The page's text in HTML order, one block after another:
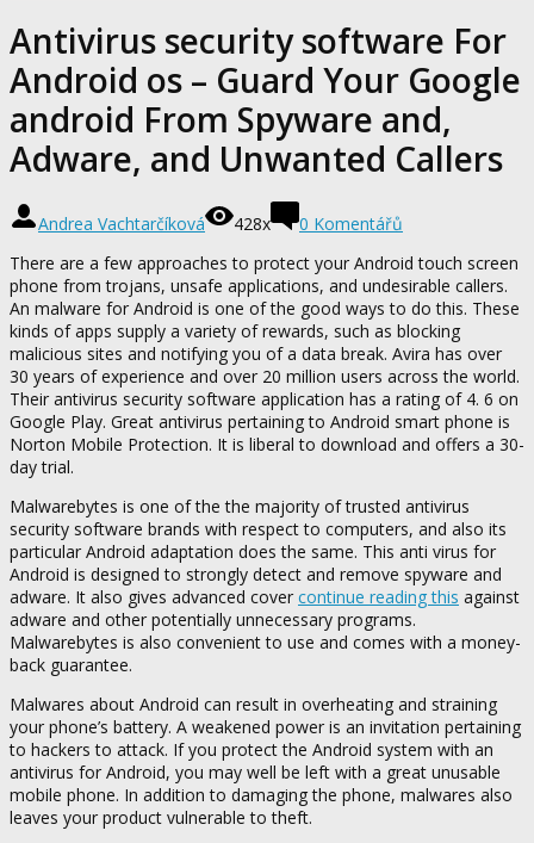
Antivirus security software For
Android os – Guard Your Google
android From Spyware and,
Adware, and Unwanted Callers
Andrea Vachtarčíková 428x
0 Komentářů
There are a few approaches to protect your Android touch screen
phone from trojans, unsafe applications, and undesirable callers.
An malware for Android is one of the good ways to do this. These
kinds of apps supply a variety of rewards, such as blocking
malicious sites and notifying you of a data break. Avira has over
30 years of experience and over 20 million users across the world.
Their antivirus security software application has a rating of 4. 6 on
Google Play. Great antivirus pertaining to Android smart phone is
Norton Mobile Protection. It is liberal to download and offers a 30-
day trial.
Malwarebytes is one of the the majority of trusted antivirus
security software brands with respect to computers, and also its
particular Android adaptation does the same. This anti virus for
Android is designed to strongly detect and remove spyware and
adware. It also gives advanced cover continue reading this against
adware and other potentially unnecessary programs.
Malwarebytes is also convenient to use and comes with a money-
back guarantee.
Malwares about Android can result in overheating and straining
your phone’s battery. A weakened power is an invitation pertaining
to hackers to attack. If you protect the Android system with an
antivirus for Android, you may well be left with a great unusable
mobile phone. In addition to damaging the phone, malwares also
leaves your product vulnerable to theft.